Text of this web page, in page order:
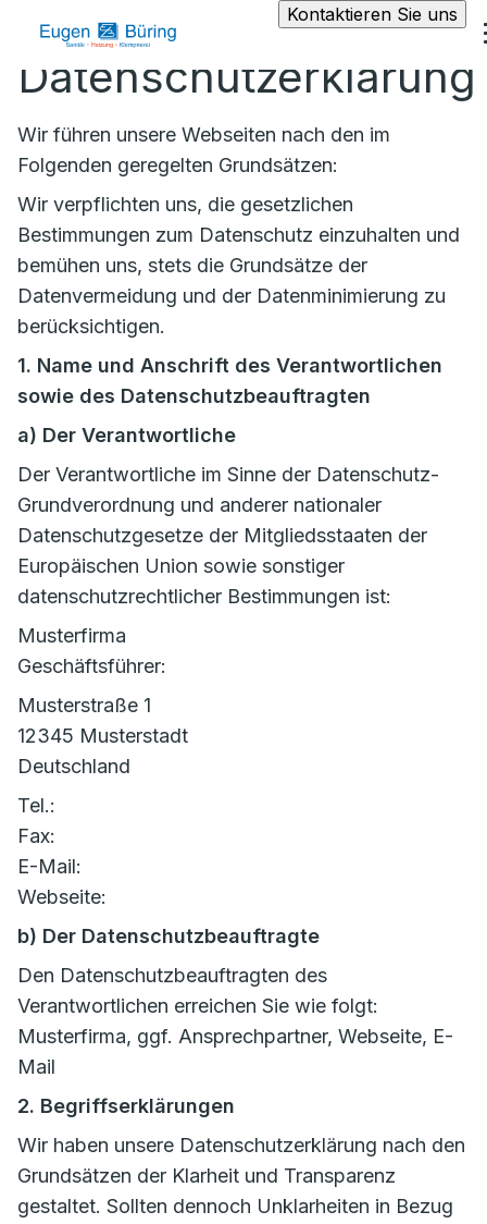
Kontaktieren Sie uns
Datenschutzerklärung
Wir führen unsere Webseiten nach den im
Folgenden geregelten Grundsätzen:
Wir verpflichten uns, die gesetzlichen
Bestimmungen zum Datenschutz einzuhalten und
bemühen uns, stets die Grundsätze der
Datenvermeidung und der Datenminimierung zu
berücksichtigen.
1. Name und Anschrift des Verantwortlichen
sowie des Datenschutzbeauftragten
a) Der Verantwortliche
Der Verantwortliche im Sinne der Datenschutz-
Grundverordnung und anderer nationaler
Datenschutzgesetze der Mitgliedsstaaten der
Europäischen Union sowie sonstiger
datenschutzrechtlicher Bestimmungen ist:
Musterfirma
Geschäftsführer:
Musterstraße 1
12345 Musterstadt
Deutschland
Tel.:
Fax:
E-Mail:
Webseite:
b) Der Datenschutzbeauftragte
Den Datenschutzbeauftragten des
Verantwortlichen erreichen Sie wie folgt:
Musterfirma, ggf. Ansprechpartner, Webseite, E-
Mail
2. Begriffserklärungen
Wir haben unsere Datenschutzerklärung nach den
Grundsätzen der Klarheit und Transparenz
gestaltet. Sollten dennoch Unklarheiten in Bezug